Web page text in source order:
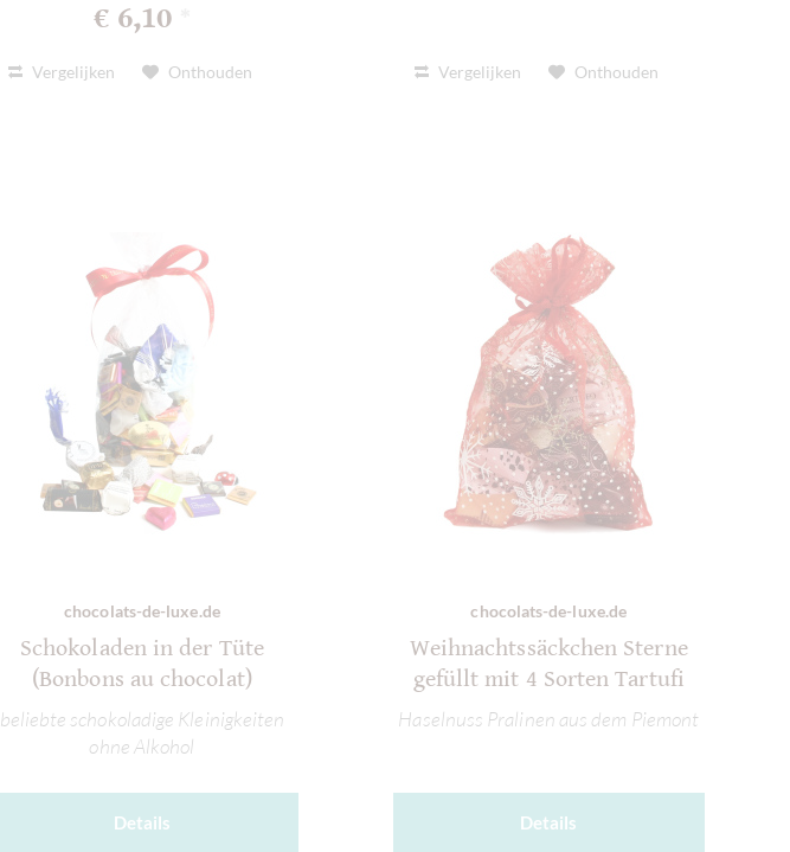
€ 6,10
Vergelijken Onthouden Vergelijken Onthouden
chocolats-de-luxe.de
Schokoladen in der Tüte
(Bonbons au chocolat)
beliebte schokoladige Kleinigkeiten
ohne Alkohol
Details
chocolats-de-luxe.de
Weihnachtssäckchen Sterne
gefüllt mit 4 Sorten Tartufi
Haselnuss Pralinen aus dem Piemont
Details